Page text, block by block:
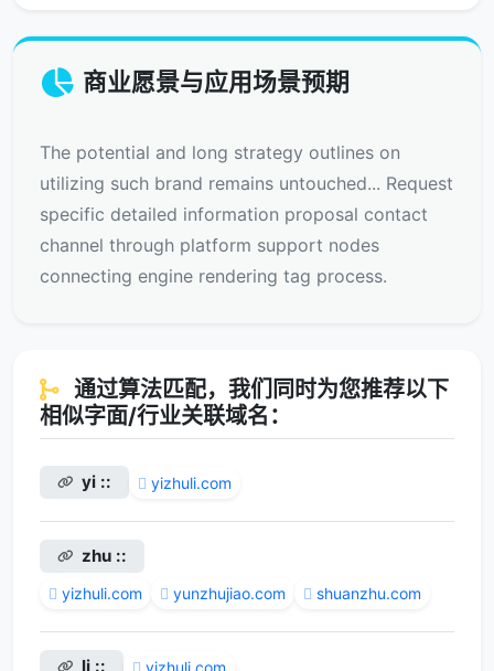
商业愿景与应用场景预期
The potential and long strategy outlines on
utilizing such brand remains untouched... Request
specific detailed information proposal contact
channel through platform support nodes
connecting engine rendering tag process.
通过算法匹配，我们同时为您推荐以下
相似字面/行业关联域名：
yi :: yizhuli.com
zhu ::
yizhuli.com yunzhujiao.com shuanzhu.com
li :: yizhuli.com